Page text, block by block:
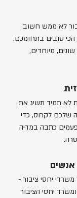
לא ממש חשוב
טובים בתחומכם.
מיוחדים,
לא תמיד תשיג את
שלכם לקרוס, כדי
כתבה במדיה
משרדי יחסי ציבור -
יחסי הציבור